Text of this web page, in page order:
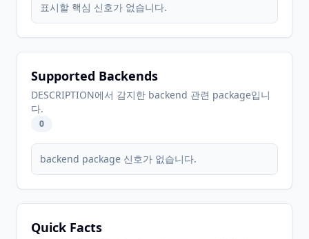
표시할 핵심 신호가 없습니다.
Supported Backends
DESCRIPTION에서 감지한 backend 관련 package입니
다.
0
backend package 신호가 없습니다.
Quick Facts